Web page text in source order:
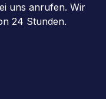
uns anrufen. Wir
24 Stunden.